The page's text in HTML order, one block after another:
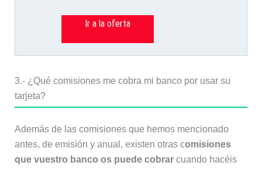
Ir a la oferta
3.- ¿Qué comisiones me cobra mi banco por usar su
tarjeta?
Además de las comisiones que hemos mencionado
antes, de emisión y anual, existen otras comisiones
que vuestro banco os puede cobrarcuando hacéis